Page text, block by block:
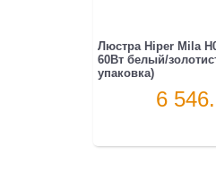
Люстра Hiper Mila
60Вт белый/
упаковка)
6